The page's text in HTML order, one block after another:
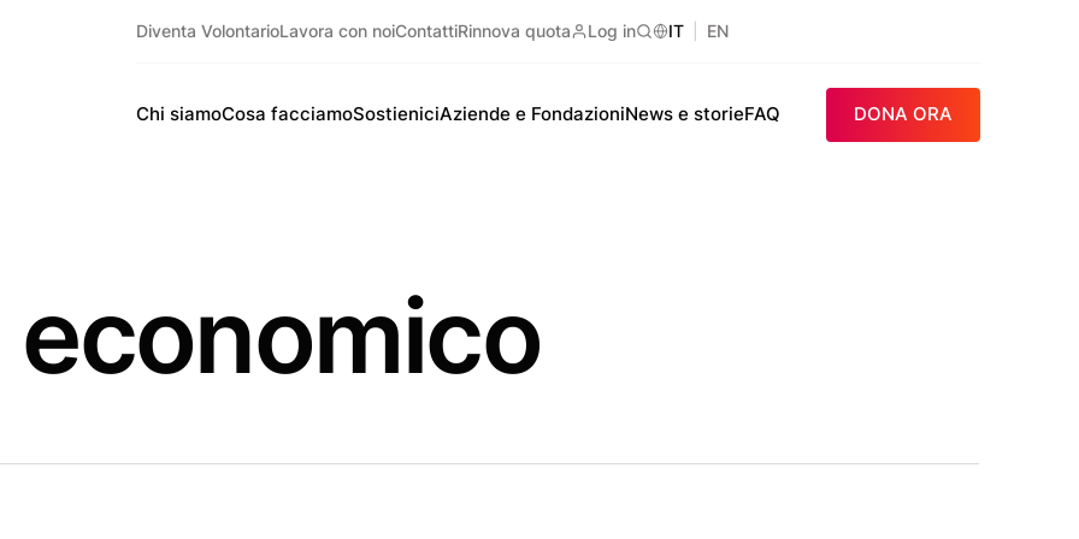
Chi siamoCosa facciamoSostieniciAziende e FondazioniNews e storieFAQ DONA ORA
Diventa VolontarioLavora con noiContattiRinnova quota Log in
Ricerca
IT EN